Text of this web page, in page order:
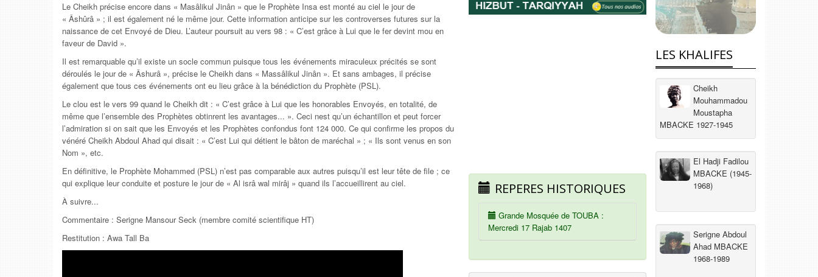
Le Cheikh précise encore dans « Masâlikul Jinân » que le Prophète Insa est monté au ciel le jour de
« Âshûrâ » ; il est également né le même jour. Cette information anticipe sur les controverses futures sur la
naissance de cet Envoyé de Dieu. L’auteur poursuit au vers 98 : « C’est grâce à Lui que le fer devint mou en
faveur de David ».
Il est remarquable qu’il existe un socle commun puisque tous les événements miraculeux précités se sont
déroulés le jour de « Âshurâ », précise le Cheikh dans « Massâlikul Jinân ». Et sans ambages, il précise
également que tous ces événements ont eu lieu grâce à la bénédiction du Prophète (PSL).
Le clou est le vers 99 quand le Cheikh dit : « C’est grâce à Lui que les honorables Envoyés, en totalité, de
même que l’ensemble des Prophètes obtinrent les avantages... ». Ceci nest qu’un échantillon et peut forcer
l’admiration si on sait que les Envoyés et les Prophètes confondus font 124 000. Ce qui confirme les propos du
vénéré Cheikh Abdoul Ahad qui disait : « C’est Lui qui détient le bâton de maréchal » ; « Ils sont venus en son
Nom », etc.
En définitive, le Prophète Mohammed (PSL) n’est pas comparable aux autres puisqu’il est leur tête de file ; ce
qui explique leur conduite et posture le jour de « Al isrâ wal mirâj » quand ils l’accueillirent au ciel.
À suivre...
Commentaire : Serigne Mansour Seck (membre comité scientifique HT)
Restitution : Awa Tall Ba
REPERES HISTORIQUES
Grande Mosquée de TOUBA :
Mercredi 17 Rajab 1407
LES KHALIFES
Cheikh
Mouhammadou
Moustapha
MBACKE 1927-1945
El Hadji Fadilou
MBACKE (1945-
1968)
Serigne Abdoul
Ahad MBACKE
1968-1989